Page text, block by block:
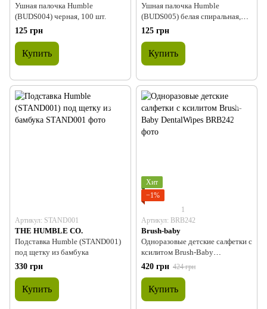
Ушная палочка Humble
(BUDS004) черная, 100 шт.
125 грн
Купить
Ушная палочка Humble
(BUDS005) белая спиральная,
100 шт.
125 грн
Купить
Артикул: STAND001
THE HUMBLE CO.
Подставка Humble (STAND001)
под щетку из бамбука
330 грн
Купить
Хит
−1%
1
Артикул: BRB242
Brush-baby
Одноразовые детские салфетки с
ксилитом Brush-Baby
DentalWipes
420 грн 424 грн
Купить